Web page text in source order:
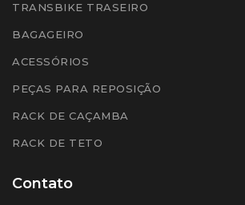
TRANSBIKE TRASEIRO
BAGAGEIRO
ACESSÓRIOS
PEÇAS PARA REPOSIÇÃO
RACK DE CAÇAMBA
RACK DE TETO
Contato